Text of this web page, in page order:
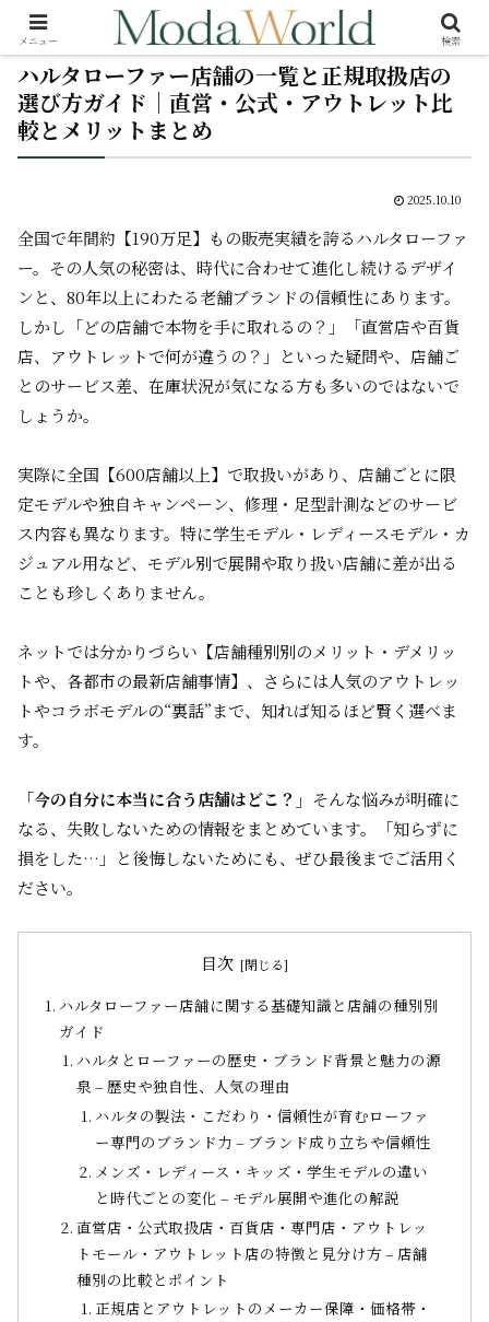
ハルタローファー店舗の一覧と正規取扱店の
選び方ガイド｜直営・公式・アウトレット比
較とメリットまとめ
2025.10.10
全国で年間約【190万足】もの販売実績を誇るハルタローファ
ー。その人気の秘密は、時代に合わせて進化し続けるデザイ
ンと、80年以上にわたる老舗ブランドの信頼性にあります。
しかし「どの店舗で本物を手に取れるの？」「直営店や百貨
店、アウトレットで何が違うの？」といった疑問や、店舗ご
とのサービス差、在庫状況が気になる方も多いのではないで
しょうか。
実際に全国【600店舗以上】で取扱いがあり、店舗ごとに限
定モデルや独自キャンペーン、修理・足型計測などのサービ
ス内容も異なります。特に学生モデル・レディースモデル・カ
ジュアル用など、モデル別で展開や取り扱い店舗に差が出る
ことも珍しくありません。
ネットでは分かりづらい【店舗種別別のメリット・デメリッ
トや、各都市の最新店舗事情】、さらには人気のアウトレッ
トやコラボモデルの“裏話”まで、知れば知るほど賢く選べま
す。
「今の自分に本当に合う店舗はどこ？」 そんな悩みが明確に
なる、失敗しないための情報をまとめています。「知らずに
損をした…」と後悔しないためにも、ぜひ最後までご活用く
ださい。
目次
ハルタローファー店舗に関する基礎知識と店舗の種別別
ガイド
ハルタとローファーの歴史・ブランド背景と魅力の源
泉 – 歴史や独自性、人気の理由
ハルタの製法・こだわり・信頼性が育むローファ
ー専門のブランド力 – ブランド成り立ちや信頼性
メンズ・レディース・キッズ・学生モデルの違い
と時代ごとの変化 – モデル展開や進化の解説
直営店・公式取扱店・百貨店・専門店・アウトレッ
トモール・アウトレット店の特徴と見分け方 – 店舗
種別の比較とポイント
正規店とアウトレットのメーカー保障・価格帯・
メニュー 検索